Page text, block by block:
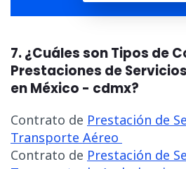
7. ¿Cuáles son Tipos de
Prestaciones de
en México - cdmx?
Contrato de Prestación de
Transporte Aéreo
Contrato de Prestación de